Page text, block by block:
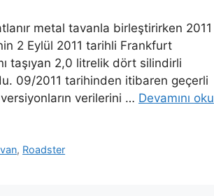
metal tavanla birleştirirken 2011
2 Eylül 2011 tarihli Frankfurt
taşıyan 2,0 litrelik dört silindirli
09/2011 tarihinden itibaren geçerli
verilerini … Devamını oku
, Roadster